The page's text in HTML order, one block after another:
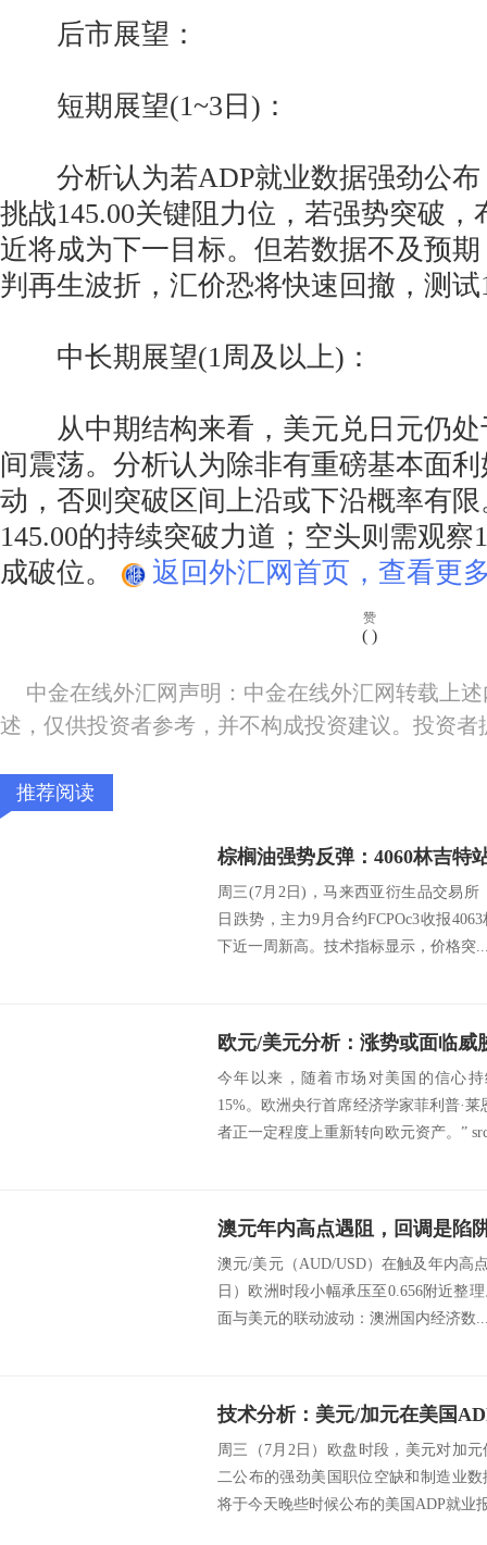
后市展望：
短期展望(1~3日)：
分析认为若ADP就业数据强劲公布
挑战145.00关键阻力位，若强势突破，
近将成为下一目标。但若数据不及预
判再生波折，汇价恐将快速回撤，测试
中长期展望(1周及以上)：
从中期结构来看，美元兑日元仍处
间震荡。分析认为除非有重磅基本面
动，否则突破区间上沿或下沿概率有
145.00的持续突破力道；空头则需观察
成破位。
返回外汇网首页，查看更
赞
( )
中金在线外汇网声明：中金在线外汇网转载上
述，仅供投资者参考，并不构成投资建议。投资
推荐阅读
周三(7月2日)，马来西亚衍生品交易
日跌势，主力9月合约FCPOc3收报
下近一周新高。技术指标显示，价格突
欧元/美元分析：涨势或面临威
今年以来，随着市场对美国的信心
15%。欧洲央行首席经济学家菲利普·
者正一定程度上重新转向欧元资产。”
澳元年内高点遇阻，回调是陷
澳元/美元（AUD/USD）在触及年内高
日）欧洲时段小幅承压至0.656附近整
面与美元的联动波动：澳洲国内经济数
周三（7月2日）欧盘时段，美元对加
二公布的强劲美国职位空缺和制造业
将于今天晚些时候公布的美国ADP就业